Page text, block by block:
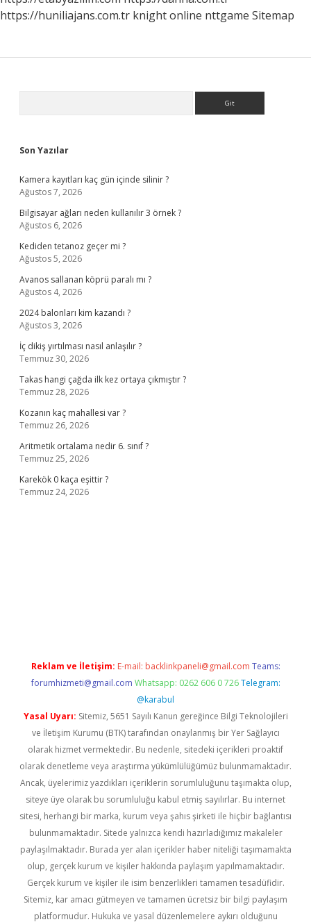
https://huniliajans.com.tr knight online nttgame Sitemap
Son Yazılar
Kamera kayıtları kaç gün içinde silinir ?
Ağustos 7, 2026
Bilgisayar ağları neden kullanılır 3 örnek ?
Ağustos 6, 2026
Kediden tetanoz geçer mi ?
Ağustos 5, 2026
Avanos sallanan köprü paralı mı ?
Ağustos 4, 2026
2024 balonları kim kazandı ?
Ağustos 3, 2026
İç dikiş yırtılması nasıl anlaşılır ?
Temmuz 30, 2026
Takas hangi çağda ilk kez ortaya çıkmıştır ?
Temmuz 28, 2026
Kozanın kaç mahallesi var ?
Temmuz 26, 2026
Aritmetik ortalama nedir 6. sınıf ?
Temmuz 25, 2026
Karekök 0 kaça eşittir ?
Temmuz 24, 2026
Reklam ve İletişim: E-mail: backlinkpaneli@gmail.com Teams:
forumhizmeti@gmail.com Whatsapp: 0262 606 0 726 Telegram:
@karabul
Yasal Uyarı: Sitemiz, 5651 Sayılı Kanun gereğince Bilgi Teknolojileri
ve İletişim Kurumu (BTK) tarafından onaylanmış bir Yer Sağlayıcı
olarak hizmet vermektedir. Bu nedenle, sitedeki içerikleri proaktif
olarak denetleme veya araştırma yükümlülüğümüz bulunmamaktadır.
Ancak, üyelerimiz yazdıkları içeriklerin sorumluluğunu taşımakta olup,
siteye üye olarak bu sorumluluğu kabul etmiş sayılırlar. Bu internet
sitesi, herhangi bir marka, kurum veya şahıs şirketi ile hiçbir bağlantısı
bulunmamaktadır. Sitede yalnızca kendi hazırladığımız makaleler
paylaşılmaktadır. Burada yer alan içerikler haber niteliği taşımamakta
olup, gerçek kurum ve kişiler hakkında paylaşım yapılmamaktadır.
Gerçek kurum ve kişiler ile isim benzerlikleri tamamen tesadüfidir.
Sitemiz, kar amacı gütmeyen ve tamamen ücretsiz bir bilgi paylaşım
platformudur. Hukuka ve yasal düzenlemelere aykırı olduğunu